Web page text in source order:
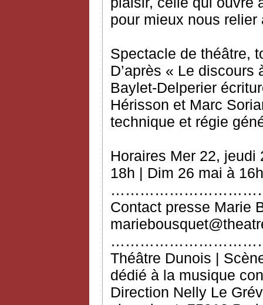
pour mieux nous relier
Spectacle de théâtre,
D’après « Le
Baylet‐Delperier
Hérisson et Marc
technique et régie
Horaires Mer 22,
18h | Dim 26 mai à 16h
Contact presse Marie
Théâtre Dunois |
dédié à la musique
Direction Nelly Le